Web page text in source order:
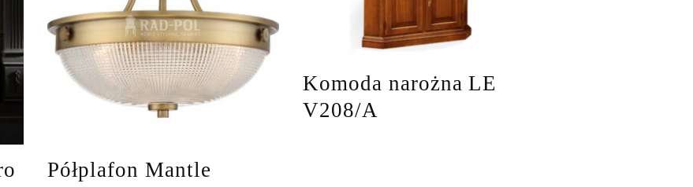
Półplafon Mantle
Komoda narożna LE
V208/A